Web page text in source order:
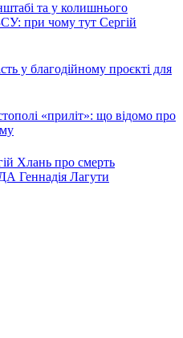
та у колишнього
при чому тут Сергій
у благодійному проєкті для
«приліт»: що відомо про
Хлань про смерть
Геннадія Лагути